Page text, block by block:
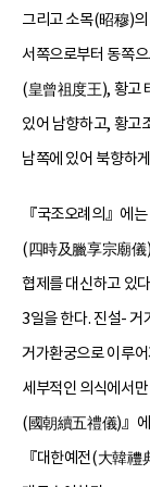
그리고 소목(昭穆)
서쪽으로부터 동쪽
(皇曾祖度王), 황고
있어 남향하고, 황
남쪽에 있어 북향하
『국조오례의』에
(四時及臘享宗廟儀
협제를 대신하고 있
3일을 한다. 진설-
거가환궁으로 이루
세부적인 의식에서
(國朝續五禮儀)』에
『대한예전(大韓禮